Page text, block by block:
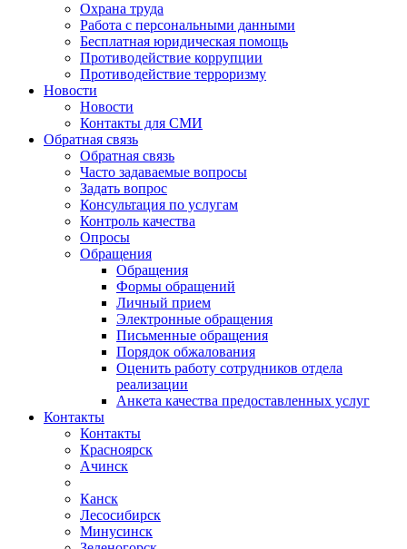
Охрана труда
Работа с персональными данными
Бесплатная юридическая помощь
Противодействие коррупции
Противодействие терроризму
Новости
Новости
Контакты для СМИ
Обратная связь
Обратная связь
Часто задаваемые вопросы
Задать вопрос
Консультация по услугам
Контроль качества
Опросы
Обращения
Обращения
Формы обращений
Личный прием
Электронные обращения
Письменные обращения
Порядок обжалования
Оценить работу сотрудников отдела
реализации
Анкета качества предоставленных услуг
Контакты
Контакты
Красноярск
Ачинск
Канск
Лесосибирск
Минусинск